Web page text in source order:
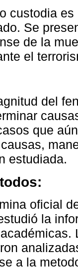
custodia
Se
de la
el
del
que
estudiada.
oficial
la
a la